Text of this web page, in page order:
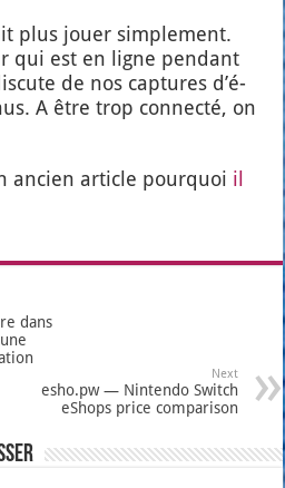
plus jouer sim­ple­ment.
qui est en ligne pen­dant
de nos cap­tures d’é­
A être trop connec­té, on
ancien article pour­quoi il
dans
Next
esho.pw — Nintendo Switch
eShops price comparison